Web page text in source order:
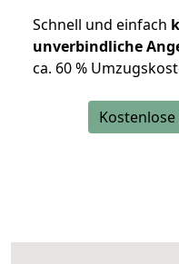
Schnell und einfach
unverbindliche
ca. 60 %